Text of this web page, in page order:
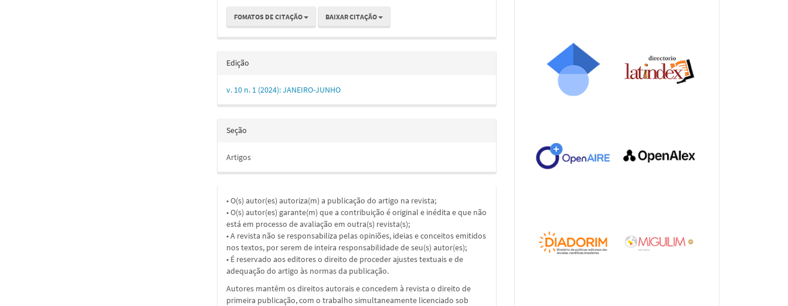
FOMATOS DE CITAÇÃO BAIXAR CITAÇÃO
Edição
v. 10 n. 1 (2024): JANEIRO-JUNHO
Seção
Artigos
• O(s) autor(es) autoriza(m) a publicação do artigo na revista;
• O(s) autor(es) garante(m) que a contribuição é original e inédita e que não
está em processo de avaliação em outra(s) revista(s);
• A revista não se responsabiliza pelas opiniões, ideias e conceitos emitidos
nos textos, por serem de inteira responsabilidade de seu(s) autor(es);
• É reservado aos editores o direito de proceder ajustes textuais e de
adequação do artigo às normas da publicação.
Autores mantêm os direitos autorais e concedem à revista o direito de
primeira publicação, com o trabalho simultaneamente licenciado sob